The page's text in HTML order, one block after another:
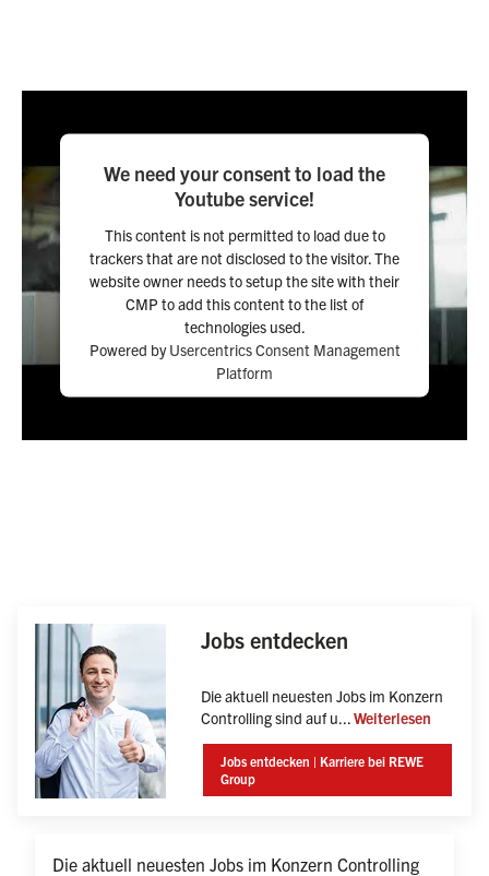
We need your consent to load the
Youtube service!
This content is not permitted to load due to
trackers that are not disclosed to the visitor. The
website owner needs to setup the site with their
CMP to add this content to the list of
technologies used.
Powered byUsercentrics Consent Management
Platform
Jobs entdecken
Die aktuell neuesten Jobs im Konzern
Controlling sind auf u... Weiterlesen
Die aktuell neuesten Jobs im Konzern
Controlling sind auf unserem
unserer Erfolgsgeschichte:
Jobs entdecken | Karriere bei REWE
Group
Die aktuell neuesten Jobs im Konzern Controlling